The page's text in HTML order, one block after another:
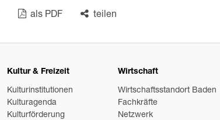
als PDF teilen
Kultur & Freizeit
Kulturinstitutionen
Kulturagenda
Kulturförderung
Wirtschaft
Wirtschaftsstandort Baden
Fachkräfte
Netzwerk